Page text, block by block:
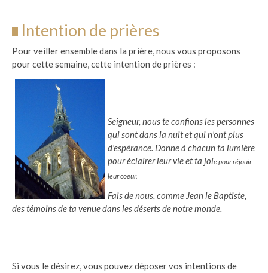
Intention de prières
Pour veiller ensemble dans la prière, nous vous proposons
pour cette semaine, cette intention de prières :
Seigneur, nous te confions les personnes
qui sont dans la nuit et qui n'ont plus
d'espérance. Donne à chacun ta lumière
pour éclairer leur vie et ta joiepour réjouir
leur coeur.
Fais de nous, comme Jean le Baptiste,
des témoins de ta venue dans les déserts de notre monde.
Si vous le désirez, vous pouvez déposer vos intentions de